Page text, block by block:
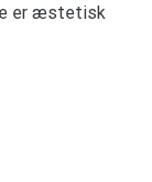
er æstetisk